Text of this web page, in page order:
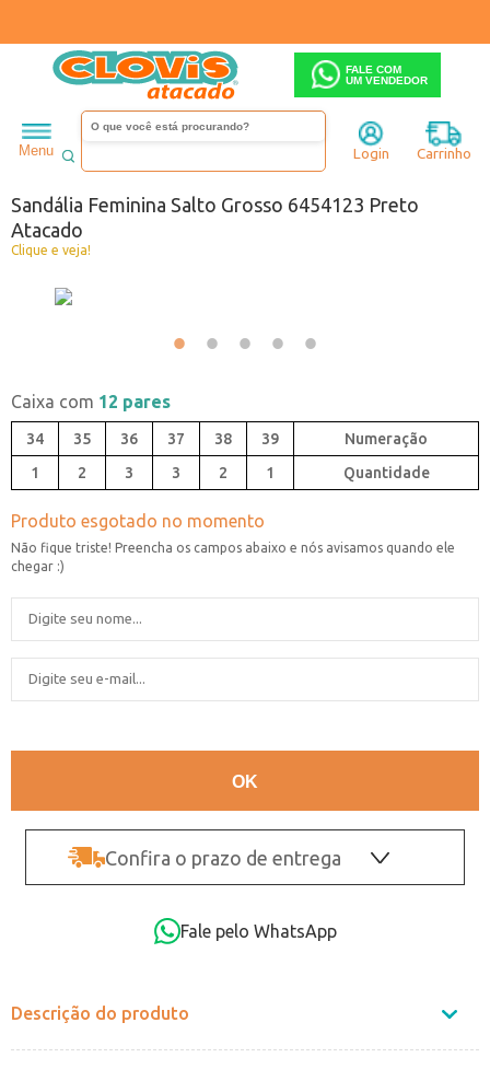
FALE COM
UM VENDEDOR
Menu Login Carrinho
Feminino Sandália Salto baixo
Sandália Feminina Salto Grosso 6454123 Preto
Atacado
Clique e veja!
Caixa com 12 pares
34 35 36 37 38
39
1
2 3 3 2 1 Quantidade
Confira o prazo de entrega
Fale pelo WhatsApp
Descrição do produto